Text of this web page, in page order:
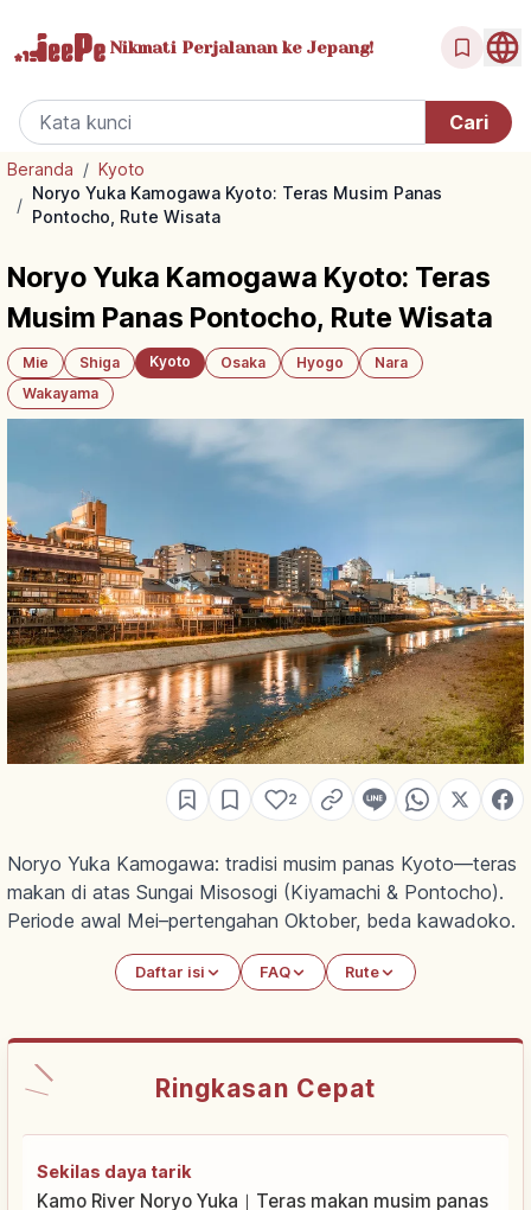
Nikmati Perjalanan ke Jepang!
Beranda / Kyoto
/
Noryo Yuka Kamogawa Kyoto: Teras Musim Panas
Pontocho, Rute Wisata
Noryo Yuka Kamogawa Kyoto: Teras
Musim Panas Pontocho, Rute Wisata
Mie Shiga Kyoto Osaka Hyogo
Nara
Wakayama
2
Noryo Yuka Kamogawa: tradisi musim panas Kyoto—teras
makan di atas Sungai Misosogi (Kiyamachi & Pontocho).
Periode awal Mei–pertengahan Oktober, beda kawadoko.
Daftar isi FAQ Rute
Ringkasan Cepat
Sekilas daya tarik
Kamo River Noryo Yuka｜Teras makan musim panas